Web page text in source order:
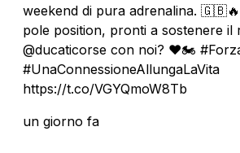
weekend di pura adrenalina.
pole position, pronti a sostenere il
@ducaticorse con noi? ❤️🏍️
#UnaConnessioneAllungaLaVita
https://t.co/VGYQmoW8Tb
un giorno fa